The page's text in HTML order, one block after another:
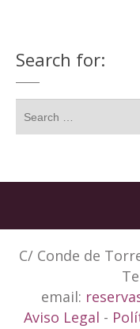
Search for:
C/ Conde de
email:
Aviso Legal -